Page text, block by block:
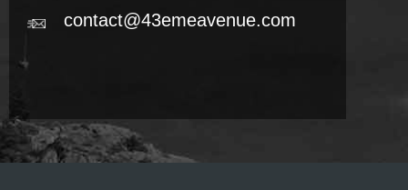
contact@43emeavenue.com